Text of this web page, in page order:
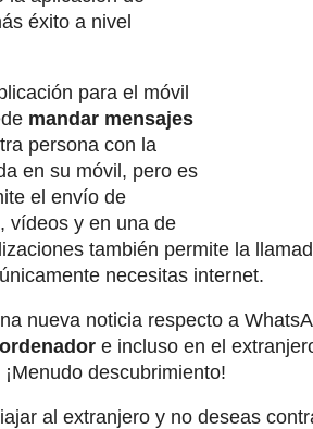
éxito a nivel
para el móvil
mandar mensajes
persona con la
en su móvil, pero es
el envío de
vídeos y en una de
también permite la
necesitas internet.
nueva noticia respecto a
e incluso en el
descubrimiento!
al extranjero y no deseas